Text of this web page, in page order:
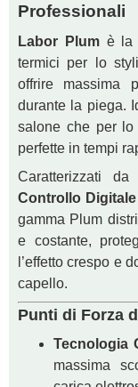
Professionali
Labor Plumè la
termici per lo
offrire massima
durante la piega.
salone che per lo
perfette in tempi
Caratterizzati da
Controllo
gamma Plum
e costante,
l’effetto crespo e
capello.
Punti di Forza
Tecnologia
massima